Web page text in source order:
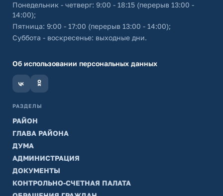
Понедельник - четверг: 9:00 - 18:15 (перерыв 13:00 -
14:00);
Пятница: 9:00 - 17:00 (перерыв 13:00 - 14:00);
Суббота - воскресенье: выходные дни.
Об использовании персональных данных
РАЗДЕЛЫ
РАЙОН
ГЛАВА РАЙОНА
ДУМА
АДМИНИСТРАЦИЯ
ДОКУМЕНТЫ
КОНТРОЛЬНО-СЧЕТНАЯ ПАЛАТА